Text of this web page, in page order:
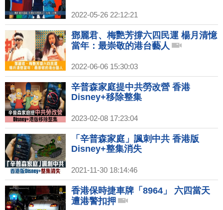
2022-05-26 22:12:21
鄧麗君、梅艷芳撐六四民運 楊月清憶
當年：最崇敬的港台藝人
2022-06-06 15:30:03
辛普森家庭提中共勞改營 香港
Disney+移除整集
2023-02-08 17:23:04
「辛普森家庭」諷刺中共 香港版
Disney+整集消失
2021-11-30 18:14:46
香港保時捷車牌「8964」 六四當天
遭港警扣押